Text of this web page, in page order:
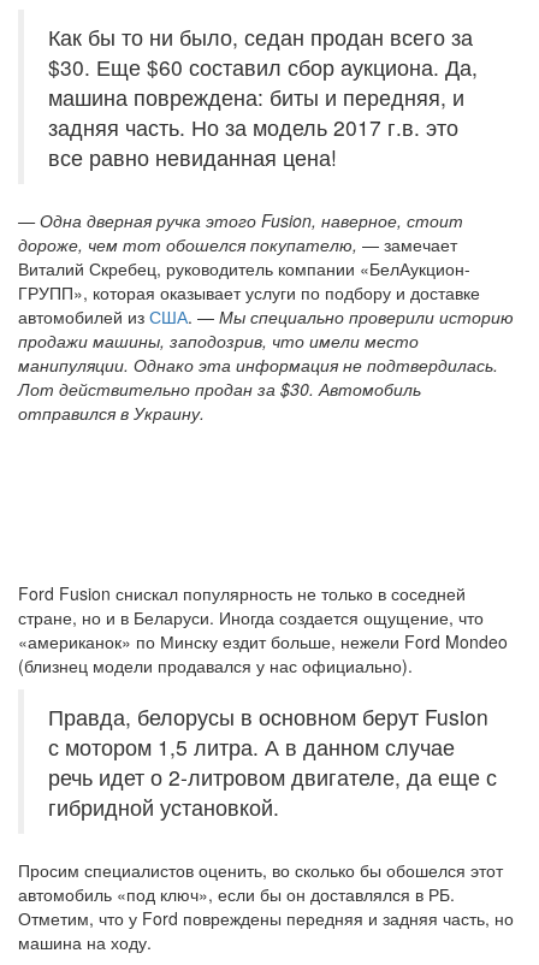
Как бы то ни было, седан продан всего за
$30. Еще $60 составил сбор аукциона. Да,
машина повреждена: биты и передняя, и
задняя часть. Но за модель 2017 г.в. это
все равно невиданная цена!
— Одна дверная ручка этого Fusion, наверное, стоит
дороже, чем тот обошелся покупателю, — замечает
Виталий Скребец, руководитель компании «БелАукцион-
ГРУПП», которая оказывает услуги по подбору и доставке
автомобилей из США. — Мы специально проверили историю
продажи машины, заподозрив, что имели место
манипуляции. Однако эта информация не подтвердилась.
Лот действительно продан за $30. Автомобиль
отправился в Украину.
Ford Fusion снискал популярность не только в соседней
стране, но и в Беларуси. Иногда создается ощущение, что
«американок» по Минску ездит больше, нежели Ford Mondeo
(близнец модели продавался у нас официально).
Правда, белорусы в основном берут Fusion
с мотором 1,5 литра. А в данном случае
речь идет о 2-литровом двигателе, да еще с
гибридной установкой.
Просим специалистов оценить, во сколько бы обошелся этот
автомобиль «под ключ», если бы он доставлялся в РБ.
Отметим, что у Ford повреждены передняя и задняя часть, но
машина на ходу.